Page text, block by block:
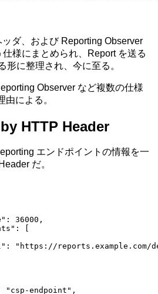
ダ、および Reporting Observer
様にまとめられ、Report を送る
形に整理され、今に至る。
Observer など複数の仕様
由による。
HTTP Header
エンドポイントの情報を一
だ。
36000,
[
:
"https://reports.example.com/
"csp-endpoint" ,